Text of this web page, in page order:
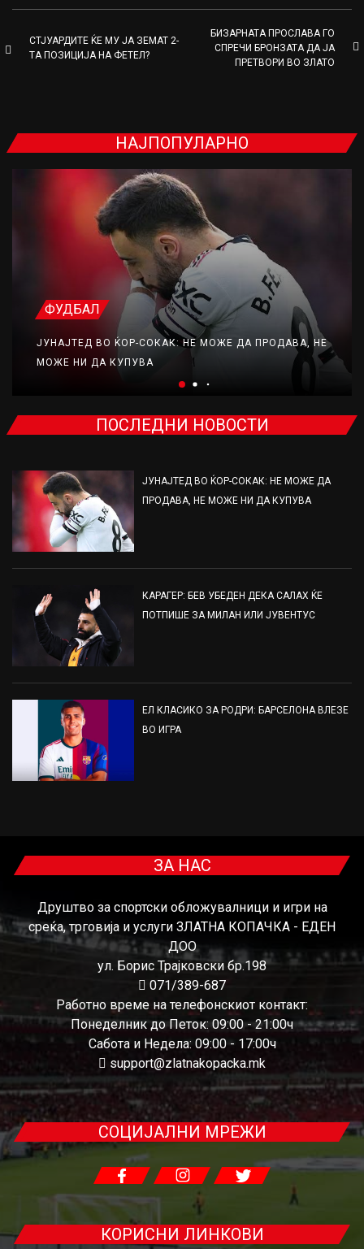
СТЈУАРДИТЕ ЌЕ МУ ЈА ЗЕМАТ 2-
ТА ПОЗИЦИЈА НА ФЕТЕЛ?
БИЗАРНАТА ПРОСЛАВА ГО
СПРЕЧИ БРОНЗАТА ДА ЈА
ПРЕТВОРИ ВО ЗЛАТО
НАЈПОПУЛАРНО
ФУДБАЛ
ЈУНАЈТЕД ВО ЌОР-СОКАК: НЕ МОЖЕ ДА ПРОДАВА, НЕ
МОЖЕ НИ ДА КУПУВА
ПОСЛЕДНИ НОВОСТИ
ЈУНАЈТЕД ВО ЌОР-СОКАК: НЕ МОЖЕ ДА
ПРОДАВА, НЕ МОЖЕ НИ ДА КУПУВА
КАРАГЕР: БЕВ УБЕДЕН ДЕКА САЛАХ ЌЕ
ПОТПИШЕ ЗА МИЛАН ИЛИ ЈУВЕНТУС
ЕЛ КЛАСИКО ЗА РОДРИ: БАРСЕЛОНА ВЛЕЗЕ
ВО ИГРА
ЗА НАС
Друштво за спортски обложувалници и игри на
среќа, трговија и услуги ЗЛАТНА КОПАЧКА - ЕДЕН
ДОО
ул. Борис Трајковски бр.198
071/389-687
Работно време на телефонскиот контакт:
Понеделник до Петок: 09:00 - 21:00ч
Сабота и Недела: 09:00 - 17:00ч
support@zlatnakopacka.mk
СОЦИЈАЛНИ МРЕЖИ
КОРИСНИ ЛИНКОВИ